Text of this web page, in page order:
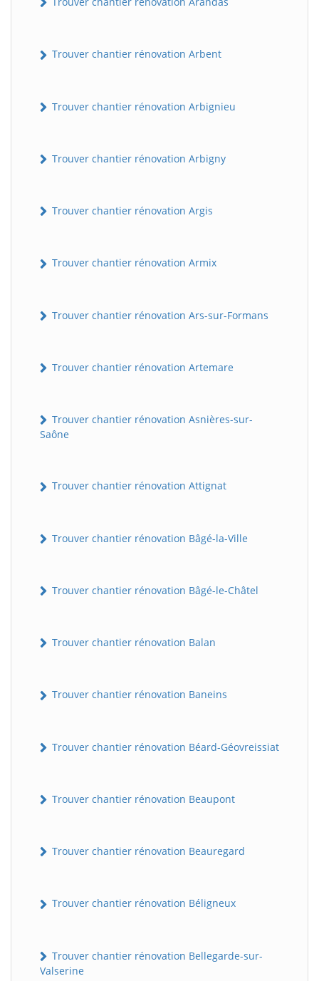
Trouver chantier rénovation Arbent
Trouver chantier rénovation Arbignieu
Trouver chantier rénovation Arbigny
Trouver chantier rénovation Argis
Trouver chantier rénovation Armix
Trouver chantier rénovation Ars-sur-Formans
Trouver chantier rénovation Artemare
Trouver chantier rénovation Asnières-sur-
Saône
Trouver chantier rénovation Attignat
Trouver chantier rénovation Bâgé-la-Ville
Trouver chantier rénovation Bâgé-le-Châtel
Trouver chantier rénovation Balan
Trouver chantier rénovation Baneins
Trouver chantier rénovation Béard-Géovreissiat
Trouver chantier rénovation Beaupont
Trouver chantier rénovation Beauregard
Trouver chantier rénovation Béligneux
Trouver chantier rénovation Bellegarde-sur-
Valserine